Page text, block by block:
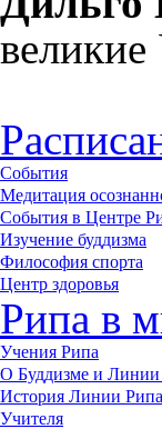
События
Медитация
События в Центре
Изучение буддизма
Философия спорта
Центр здоровья
Рипа в
Учения Рипа
О Буддизме и Линии
История Линии Рипа
Учителя